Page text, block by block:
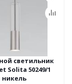
светильник
Solita 50249/1
никель